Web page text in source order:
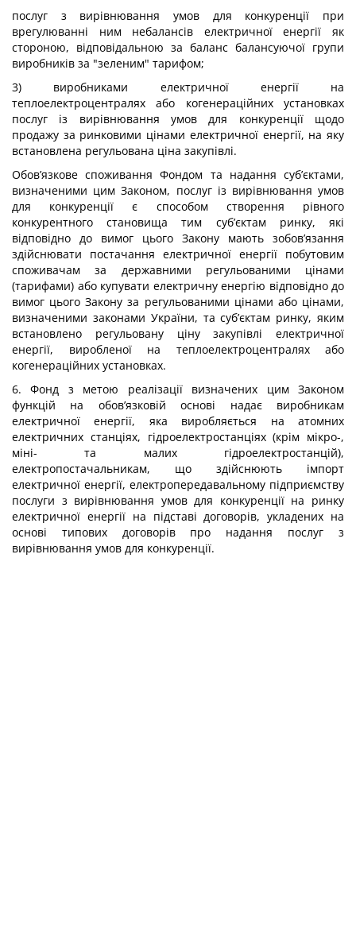
послуг з вирівнювання умов для конкуренції при
врегулюванні ним небалансів електричної енергії як
стороною, відповідальною за баланс балансуючої групи
виробників за "зеленим" тарифом;
3) виробниками електричної енергії на
теплоелектроцентралях або когенераційних установках
послуг із вирівнювання умов для конкуренції щодо
продажу за ринковими цінами електричної енергії, на яку
встановлена регульована ціна закупівлі.
Обов’язкове споживання Фондом та надання суб’єктами,
визначеними цим Законом, послуг із вирівнювання умов
для конкуренції є способом створення рівного
конкурентного становища тим суб’єктам ринку, які
відповідно до вимог цього Закону мають зобов’язання
здійснювати постачання електричної енергії побутовим
споживачам за державними регульованими цінами
(тарифами) або купувати електричну енергію відповідно до
вимог цього Закону за регульованими цінами або цінами,
визначеними законами України, та суб’єктам ринку, яким
встановлено регульовану ціну закупівлі електричної
енергії, виробленої на теплоелектроцентралях або
когенераційних установках.
6. Фонд з метою реалізації визначених цим Законом
функцій на обов’язковій основі надає виробникам
електричної енергії, яка виробляється на атомних
електричних станціях, гідроелектростанціях (крім мікро-,
міні- та малих гідроелектростанцій),
електропостачальникам, що здійснюють імпорт
електричної енергії, електропередавальному підприємству
послуги з вирівнювання умов для конкуренції на ринку
електричної енергії на підставі договорів, укладених на
основі типових договорів про надання послуг з
вирівнювання умов для конкуренції.